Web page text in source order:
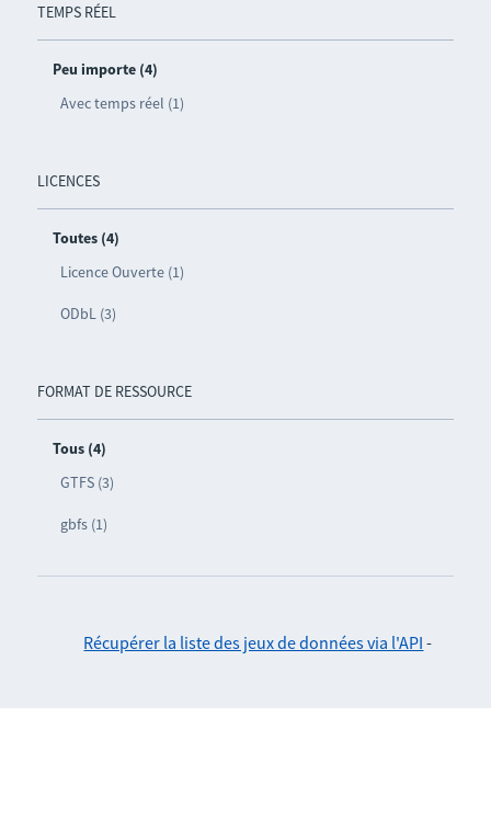
TEMPS RÉEL
Peu importe (4)
Avec temps réel (1)
LICENCES
Toutes (4)
Licence Ouverte (1)
ODbL (3)
FORMAT DE RESSOURCE
Tous (4)
GTFS (3)
gbfs (1)
Récupérer la liste des jeux de données via l'API -